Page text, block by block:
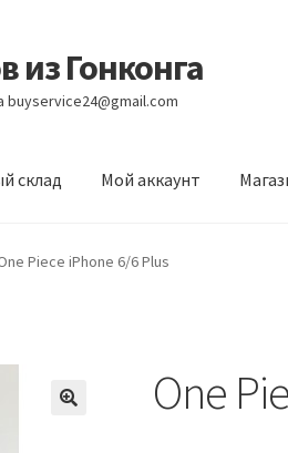
из Гонконга
buyservice24@gmail.com
склад Мой аккаунт
Новости Оптовый склад
Piece iPhone 6/6 Plus
One